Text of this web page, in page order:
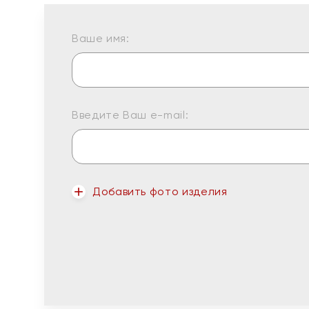
Ваше имя:
Введите Ваш e-mail:
Добавить фото изделия